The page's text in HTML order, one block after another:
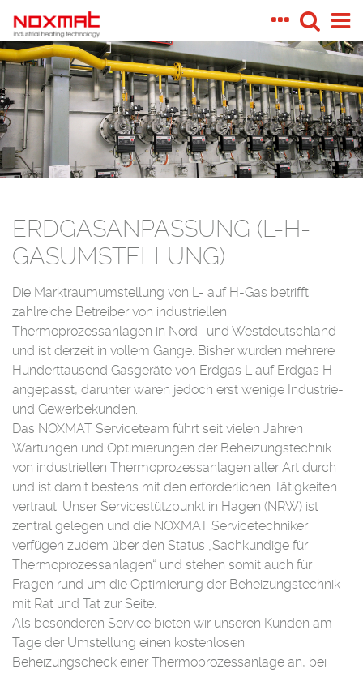
ERDGASANPASSUNG (L-H-
GASUMSTELLUNG)
Die Marktraumumstellung von L- auf H-Gas betrifft
zahlreiche Betreiber von industriellen
Thermoprozessanlagen in Nord- und Westdeutschland
und ist derzeit in vollem Gange. Bisher wurden mehrere
Hunderttausend Gasgeräte von Erdgas L auf Erdgas H
angepasst, darunter waren jedoch erst wenige Industrie-
und Gewerbekunden.
Das NOXMAT Serviceteam führt seit vielen Jahren
Wartungen und Optimierungen der Beheizungstechnik
von industriellen Thermoprozessanlagen aller Art durch
und ist damit bestens mit den erforderlichen Tätigkeiten
vertraut. Unser Servicestützpunkt in Hagen (NRW) ist
zentral gelegen und die NOXMAT Servicetechniker
verfügen zudem über den Status „Sachkundige für
Thermoprozessanlagen“ und stehen somit auch für
Fragen rund um die Optimierung der Beheizungstechnik
mit Rat und Tat zur Seite.
Als besonderen Service bieten wir unseren Kunden am
Tage der Umstellung einen kostenlosen
Beheizungscheck einer Thermoprozessanlage an, bei